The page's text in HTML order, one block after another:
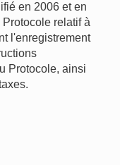
en 2006 et en
relatif à
l'enregistrement
Protocole, ainsi